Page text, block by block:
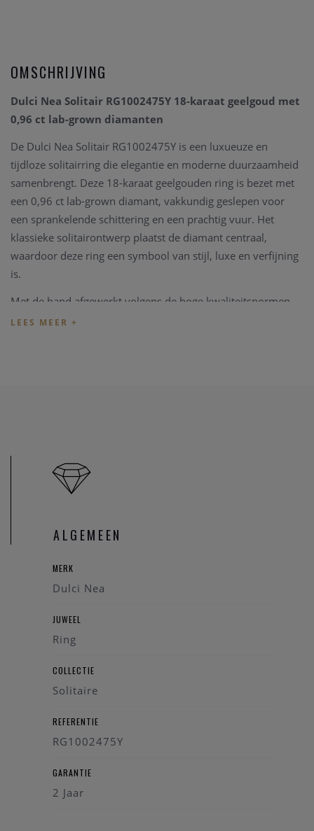
OMSCHRIJVING
Dulci Nea Solitair RG1002475Y 18-karaat geelgoud met
0,96 ct lab-grown diamanten
De Dulci Nea Solitair RG1002475Y is een luxueuze en
tijdloze solitairring die elegantie en moderne duurzaamheid
samenbrengt. Deze 18-karaat geelgouden ring is bezet met
een 0,96 ct lab-grown diamant, vakkundig geslepen voor
een sprankelende schittering en een prachtig vuur. Het
klassieke solitairontwerp plaatst de diamant centraal,
waardoor deze ring een symbool van stijl, luxe en verfijning
is.
Met de hand afgewerkt volgens de hoge kwaliteitsnormen
van Dulci Nea, behoudt het geelgoud zijn warme glans en
Belangrijkste kenmerken
Steentjes: Lab-grown diamant, 0,96 ct
Stijl: Tijdloos, elegant, luxueus
ALGEMEEN
MERK
Dulci Nea
JUWEEL
Ring
COLLECTIE
Solitaire
REFERENTIE
RG1002475Y
GARANTIE
2 Jaar